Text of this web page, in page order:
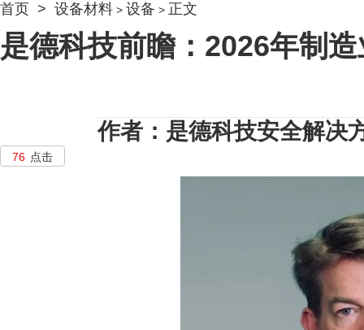
首页 > 设备材料 > 设备 > 正文
是德科技前瞻：2026年制
76 点击
作者：是德科技安全解